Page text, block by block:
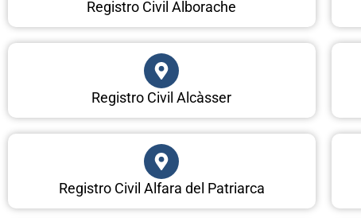
Registro Civil Alborache
Registro Civil Alcàsser
Registro Civil Alfara del Patriarca